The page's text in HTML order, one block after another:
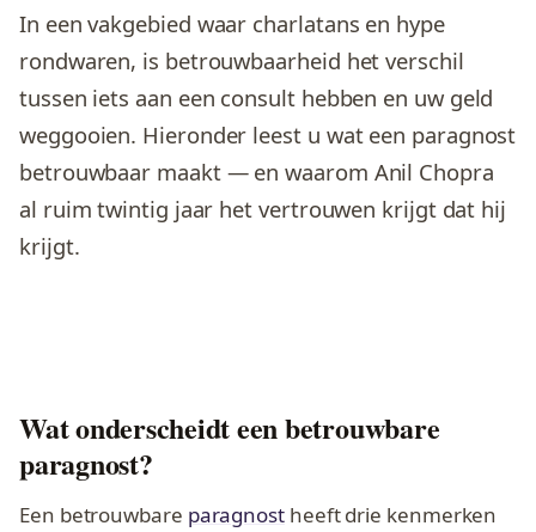
In een vakgebied waar charlatans en hype
rondwaren, is betrouwbaarheid het verschil
tussen iets aan een consult hebben en uw geld
weggooien. Hieronder leest u wat een paragnost
betrouwbaar maakt — en waarom Anil Chopra
al ruim twintig jaar het vertrouwen krijgt dat hij
krijgt.
Wat onderscheidt een betrouwbare
paragnost?
Een betrouwbare paragnost heeft drie kenmerken